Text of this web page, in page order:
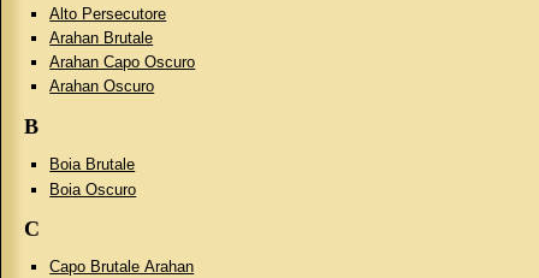
Alto Persecutore
Arahan Brutale
Arahan Capo Oscuro
Arahan Oscuro
B
Boia Brutale
Boia Oscuro
C
Capo Brutale Arahan